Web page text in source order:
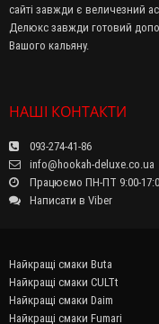
сайті завжди є величезний
Делюкс завжди готовий
Вашого кальяну.
НАШІ КОНТАКТИ
093-274-41-86
info@hookah-deluxe.co.ua
Працюємо ПН-ПТ 9:00-
Написати в Viber
Найкращі смаки Buta
Найкращі смаки CULTt
Найкращі смаки Daim
Найкращі смаки Fumari